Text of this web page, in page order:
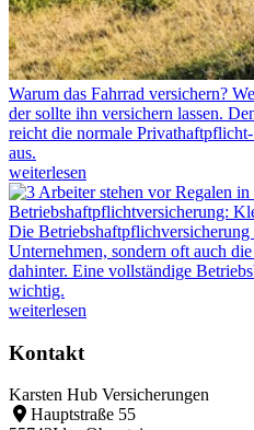
Warum das Fahrrad versichern?
der sollte ihn versichern lassen.
reicht die normale
aus.
weiterlesen
Betriebshaftpflichtversicherung:
Die
Unternehmen, sondern oft auch
dahinter. Eine vollständige
wichtig.
weiterlesen
Kontakt
Karsten Hub Versicherungen
Hauptstraße 55